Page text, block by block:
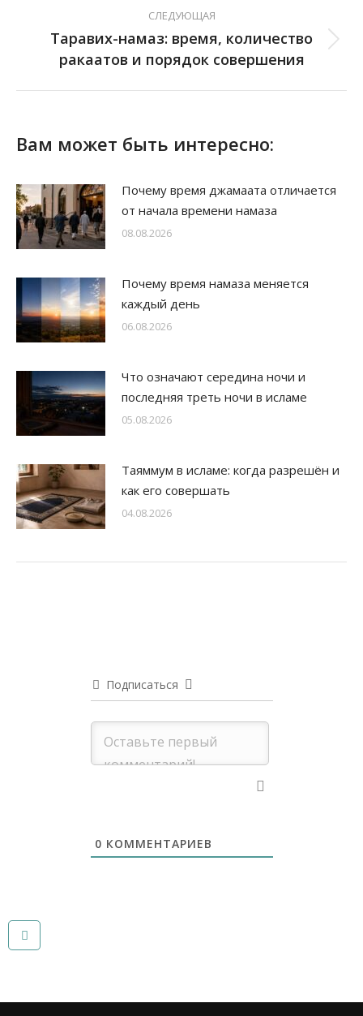
СЛЕДУЮЩАЯ
Таравих-намаз: время, количество
ракаатов и порядок совершения
Вам может быть интересно:
Почему время джамаата отличается
от начала времени намаза
08.08.2026
Почему время намаза меняется
каждый день
06.08.2026
Что означают середина ночи и
последняя треть ночи в исламе
05.08.2026
Таяммум в исламе: когда разрешён и
как его совершать
04.08.2026
Подписаться
0 КОММЕНТАРИЕВ